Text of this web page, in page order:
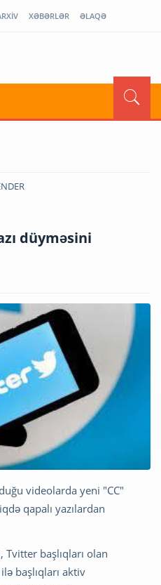
XƏBƏRLƏR ƏLAQƏ
düyməsini
videolarda yeni "CC"
qapalı yazılardan
başlıqları olan
başlıqları aktiv